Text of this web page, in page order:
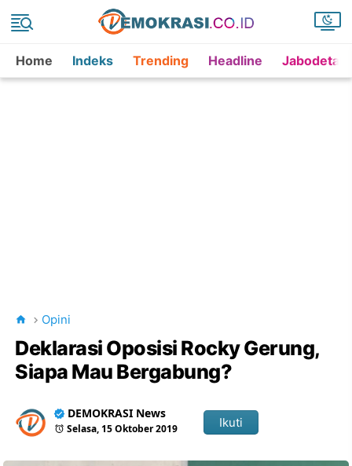
Home Indeks Trending Headline
Opini
Deklarasi Oposisi Rocky Gerung,
Siapa Mau Bergabung?
DEMOKRASI News
Selasa, 15 Oktober 2019 Ikuti